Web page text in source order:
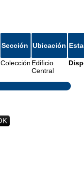
Sección Ubicación
Colección Edificio
Central